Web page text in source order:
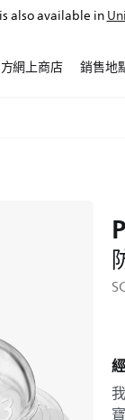
also available in
網上商店 銷售地